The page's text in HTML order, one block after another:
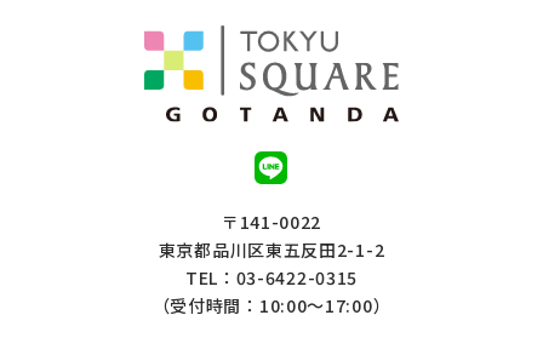
〒141-0022
東京都品川区東五反田2-1-2
TEL：03-6422-0315
（受付時間：10:00～17:00）